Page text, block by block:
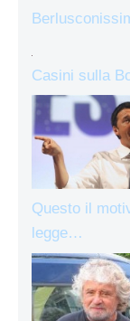
Casini sulla
Questo il
legge…